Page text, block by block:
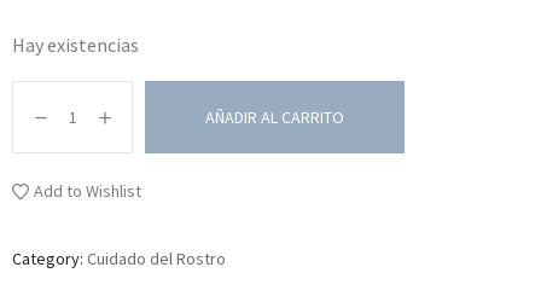
Hay existencias
AÑADIR AL CARRITO
Add to Wishlist
Category: Cuidado del Rostro